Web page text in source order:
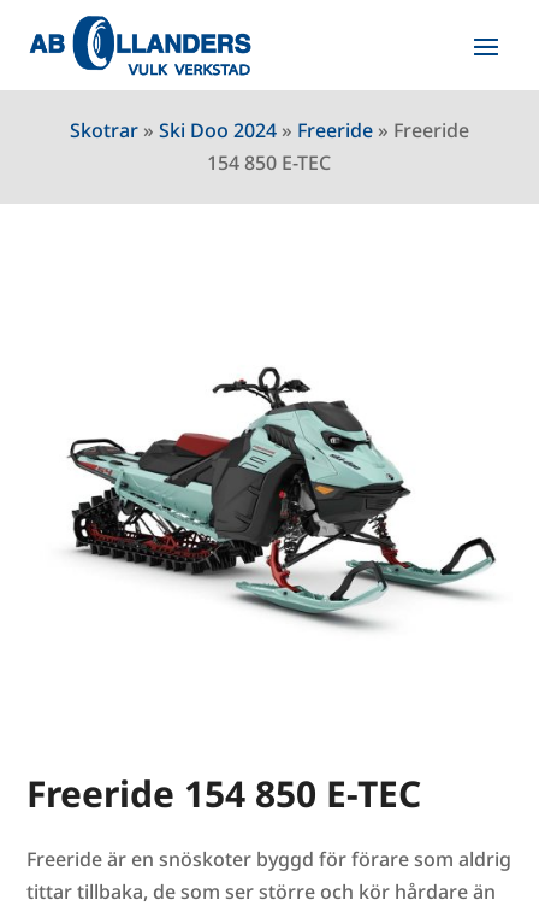
Skotrar» Ski Doo 2024» Freeride» Freeride
154 850 E-TEC
Freeride 154 850 E-TEC
Freeride är en snöskoter byggd för förare som aldrig
tittar tillbaka, de som ser större och kör hårdare än